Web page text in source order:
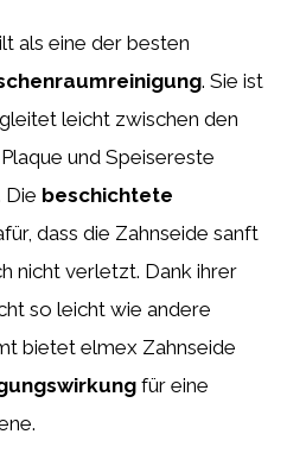
als eine der besten
. Sie ist
leicht zwischen den
und Speisereste
Die beschichtete
dass die Zahnseide sanft
nicht verletzt. Dank ihrer
so leicht wie andere
bietet elmex Zahnseide
für eine